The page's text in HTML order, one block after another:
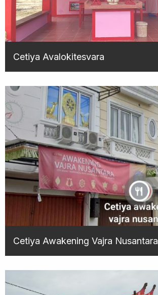
Cetiya Avalokitesvara
Cetiya Awakening Vajra Nusantara